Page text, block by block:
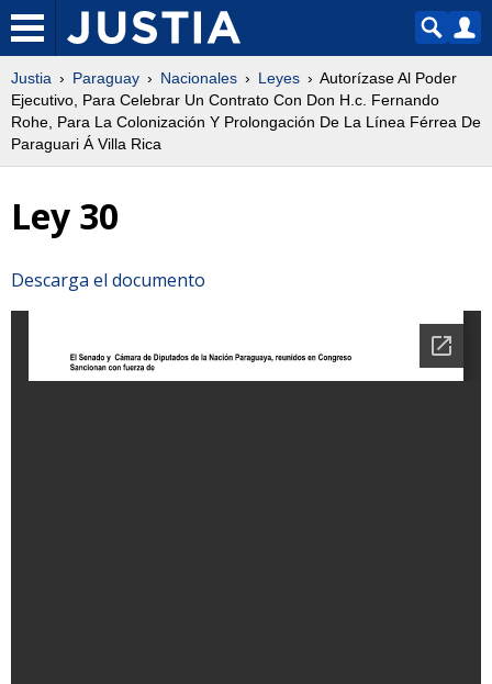
Justia Paraguay Nacionales Leyes
Autorízase Al Poder
Ejecutivo, Para Celebrar Un Contrato Con Don H.c. Fernando
Rohe, Para La Colonización Y Prolongación De La Línea Férrea De
Paraguari Á Villa Rica
Ley 30
Descarga el documento